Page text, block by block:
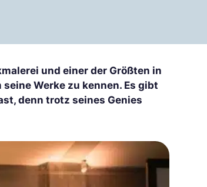
und einer der Größten in
Werke zu kennen. Es gibt
denn trotz seines Genies